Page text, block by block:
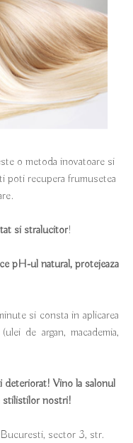
o metoda inovatoare si
poti recupera frumusetea
si stralucitor!
pH-ul natural, protejeaza
si consta in aplicarea
de argan, macademia,
deteriorat! Vino la salonul
stilistilor nostri!
sector 3, str.